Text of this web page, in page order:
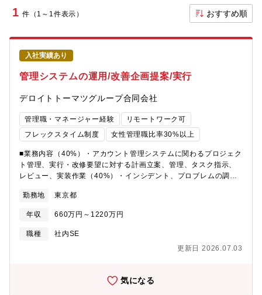
1 件（1～1件表示） おすすめ順
入社実績あり
管理システムの運用/改善企画提案/実行
デロイトトーマツグループ合同会社
管理職・マネージャー経験
リモートワーク可
フレックスタイム制度
女性管理職比率30%以上
■業務内容（40%）・アカウント管理システムに関わるプロジェク
ト管理、実行・改修要望に対する計画立案、管理、タスク指示、
レビュー、実装作業（40%）・インシデント、プロブレムの調
行（20%）・その他の管理業務、調整業務（レポート作成、他部
署との調整、予算管理、要員マネジメント、ベンダー管理、発
注）等■概要デロイトグループのアカウント管理システムの運用・
改善を行うチームのマネジャー候補を募集します。グループの成
化するシステムの開発と運用に携わって頂きます。■採用背景デロ
証基盤として活用しています。これらアカウントやメールボック
スの操作は独自に開発したIAM管理システムで自動化されていま
勤務地 東京都
年収 660万円～1220万円
職種
社内SE
更新日 2026.07.03
気になる